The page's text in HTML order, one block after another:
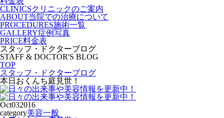
CLINICSクリニックのご案内
ABOUT当院での治療について
PROCEDURES施術一覧
GALLERY症例写真
PRICE料金表
スタッフ・ドクターブログ
STAFF & DOCTOR'S BLOG
TOP
スタッフ・ドクターブログ
本日おくんち庭見世！
Oct032016
category美容一般